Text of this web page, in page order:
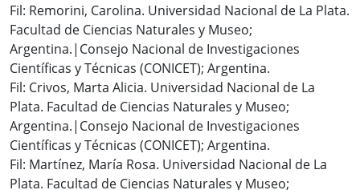
Fil: Remorini, Carolina. Universidad Nacional de La Plata.
Facultad de Ciencias Naturales y Museo;
Argentina.|Consejo Nacional de Investigaciones
Científicas y Técnicas (CONICET); Argentina.
Fil: Crivos, Marta Alicia. Universidad Nacional de La
Plata. Facultad de Ciencias Naturales y Museo;
Argentina.|Consejo Nacional de Investigaciones
Científicas y Técnicas (CONICET); Argentina.
Fil: Martínez, María Rosa. Universidad Nacional de La
Plata. Facultad de Ciencias Naturales y Museo;